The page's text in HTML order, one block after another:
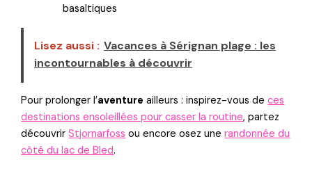
basaltiques
Lisez aussi : Vacances à Sérignan plage : les
incontournables à découvrir
Pour prolonger l’aventure ailleurs : inspirez-vous deces
destinations ensoleillées pour casser la routine, partez
découvrirStjornarfoss ou encore osez unerandonnée du
côté du lac de Bled.